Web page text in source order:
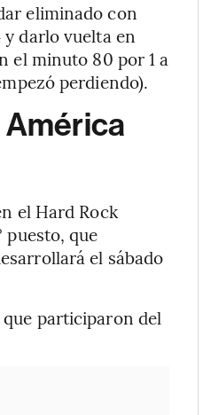
eliminado con
darlo vuelta en
el minuto 80 por 1 a
perdiendo).
América
el Hard Rock
puesto, que
el sábado
que participaron del